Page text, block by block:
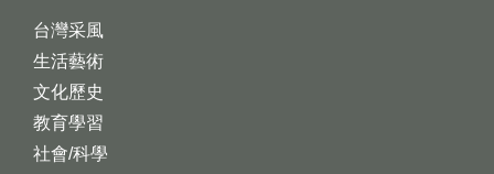
台灣采風
生活藝術
文化歷史
教育學習
社會/科學